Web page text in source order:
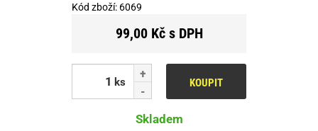
Kód zboží: 6069
99,00 Kč s DPH
ks KOUPIT
Skladem